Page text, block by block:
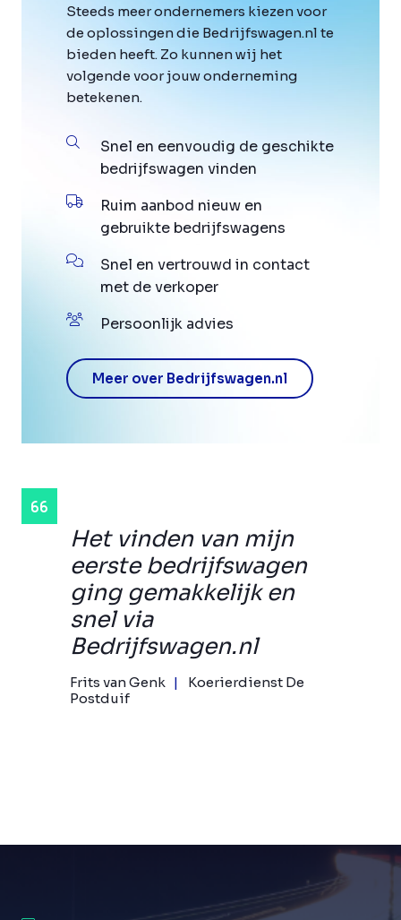
Het vinden van mijn
eerste bedrijfswagen
ging gemakkelijk en
snel via
Bedrijfswagen.nl
Frits van Genk
Koerierdienst De
Postduif
Steeds meer ondernemers kiezen voor
de oplossingen die Bedrijfswagen.nl te
bieden heeft. Zo kunnen wij het
volgende voor jouw onderneming
betekenen.
Snel en eenvoudig de geschikte
bedrijfswagen vinden
Ruim aanbod nieuw en
gebruikte bedrijfswagens
Snel en vertrouwd in contact
met de verkoper
Persoonlijk advies
Meer over Bedrijfswagen.nl